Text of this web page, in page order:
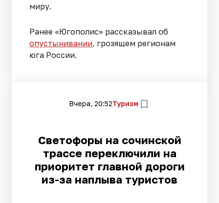
миру.
Ранее «Югополис» рассказывал об
опустынивании, грозящем регионам
юга России.
Вчера, 20:52Туризм
Светофоры на сочинской
трассе переключили на
приоритет главной дороги
из-за наплыва туристов